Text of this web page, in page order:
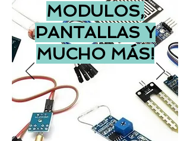
MODULOS,
PANTALLAS Y
MUCHO MÁS!